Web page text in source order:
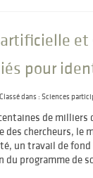
et
pour
dans : Sciences
de milliers
des chercheurs, le
un travail de
du programme de